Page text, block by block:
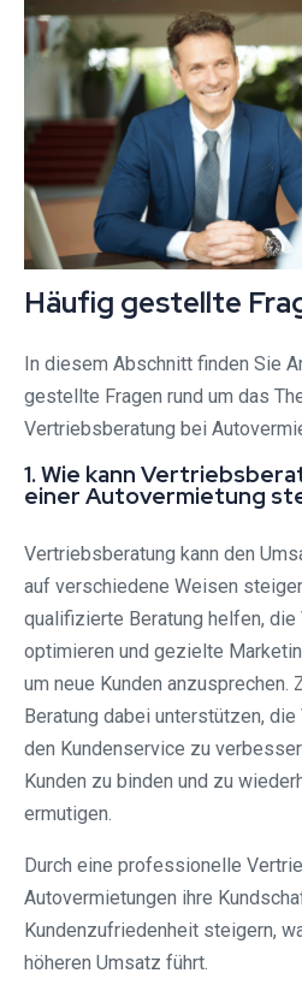
Häufig gestellte
In diesem Abschnitt finden Sie
gestellte Fragen rund um das
Vertriebsberatung bei
1. Wie kann
einer Autovermietung
Vertriebsberatung kann den
auf verschiedene Weisen
qualifizierte Beratung helfen,
optimieren und gezielte
um neue Kunden anzusprechen.
Beratung dabei unterstützen,
den Kundenservice zu
Kunden zu binden und zu
ermutigen.
Durch eine professionelle
Autovermietungen ihre
Kundenzufriedenheit steigern,
höheren Umsatz führt.